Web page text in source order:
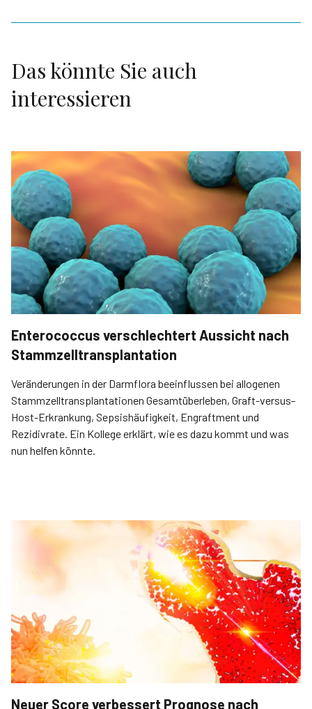
Das könnte Sie auch
interessieren
Enterococcus verschlechtert Aussicht nach
Stammzelltransplantation
Veränderungen in der Darmflora beeinflussen bei allogenen
Stammzelltransplantationen Gesamtüberleben, Graft-versus-
Host-Erkrankung, Sepsishäufigkeit, Engraftment und
Rezidivrate. Ein Kollege erklärt, wie es dazu kommt und was
nun helfen könnte.
Neuer Score verbessert Prognose nach